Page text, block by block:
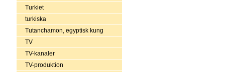
Turkiet
turkiska
Tutanchamon, egyptisk kung
TV
TV-kanaler
TV-produktion